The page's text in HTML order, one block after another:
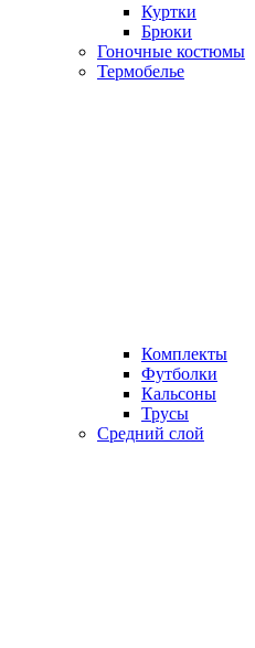
Куртки
Брюки
Гоночные костюмы
Термобелье
Комплекты
Футболки
Кальсоны
Трусы
Средний слой